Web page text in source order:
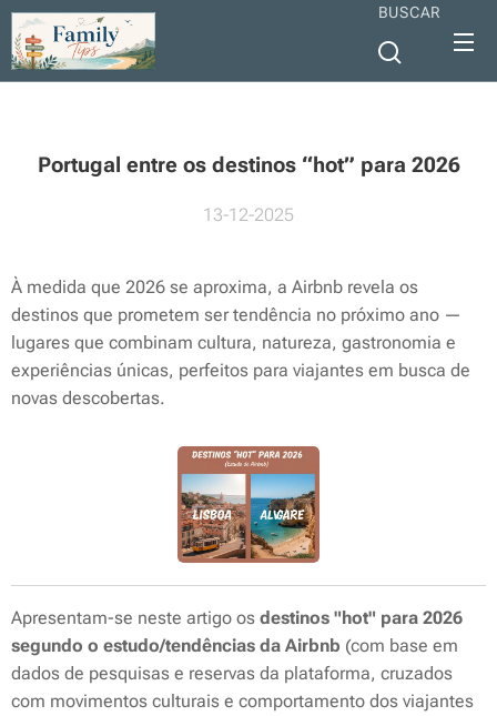
BUSCAR
Portugal entre os destinos “hot” para 2026
13-12-2025
À medida que 2026 se aproxima, a Airbnb revela os
destinos que prometem ser tendência no próximo ano —
lugares que combinam cultura, natureza, gastronomia e
experiências únicas, perfeitos para viajantes em busca de
novas descobertas.
Apresentam-se neste artigo os destinos "hot" para 2026
segundo o estudo/tendências da Airbnb (com base em
dados de pesquisas e reservas da plataforma, cruzados
com movimentos culturais e comportamento dos viajantes